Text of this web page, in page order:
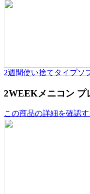
2週間使い捨てタイプソ
2WEEKメニコン プ
この商品の詳細を確認す